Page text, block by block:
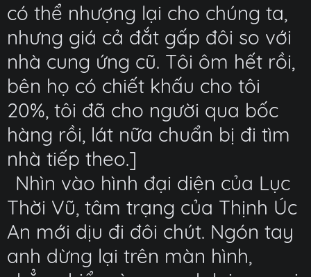
có thể nhượng lại cho chúng ta,
nhưng giá cả đắt gấp đôi so với
nhà cung ứng cũ. Tôi ôm hết rồi,
bên họ có chiết khấu cho tôi
20%, tôi đã cho người qua bốc
hàng rồi, lát nữa chuẩn bị đi tìm
nhà tiếp theo.]
Nhìn vào hình đại diện của Lục
Thời Vũ, tâm trạng của Thịnh Úc
An mới dịu đi đôi chút. Ngón tay
anh dừng lại trên màn hình,